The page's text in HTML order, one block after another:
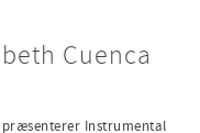
Cuenca
Instrumental